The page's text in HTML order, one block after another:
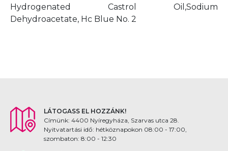
Hydrogenated Castrol Oil,Sodium
Dehydroacetate, Hc Blue No. 2
LÁTOGASS EL HOZZÁNK!
Címünk: 4400 Nyíregyháza, Szarvas utca 28.
Nyitvatartási idő: hétköznapokon 08:00 - 17:00,
szombaton: 8:00 - 12:30